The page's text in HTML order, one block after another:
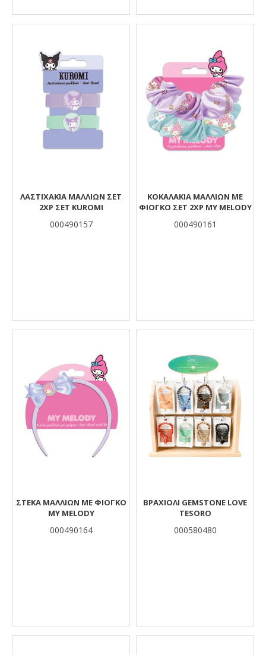
ΛΑΣΤΙΧΑΚΙΑ ΜΑΛΛΙΩΝ ΣΕΤ
2ΧΡ ΣΕΤ KUROMI
000490157
ΚΟΚΑΛΑΚΙΑ ΜΑΛΛΙΩΝ ΜΕ
ΦΙΟΓΚΟ ΣΕΤ 2ΧΡ MY MELODY
000490161
ΣΤΕΚΑ ΜΑΛΛΙΩΝ ΜΕ ΦΙΟΓΚΟ
MY MELODY
000490164
ΒΡΑΧΙΟΛΙ GEMSTONE LOVE
TESORO
000580480